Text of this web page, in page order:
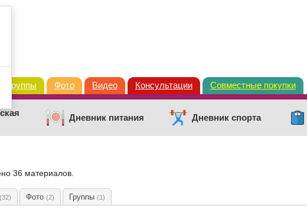
Группы Фото Видео Консультации Совместные покупки
Дневник питания Дневник спорта
36 материалов.
(32) Фото (2) Группы (1)